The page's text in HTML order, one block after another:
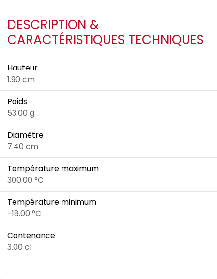
DESCRIPTION &
CARACTÉRISTIQUES TECHNIQUES
Hauteur
1.90 cm
Poids
53.00 g
Diamètre
7.40 cm
Température maximum
300.00 °C
Température minimum
-18.00 °C
Contenance
3.00 cl